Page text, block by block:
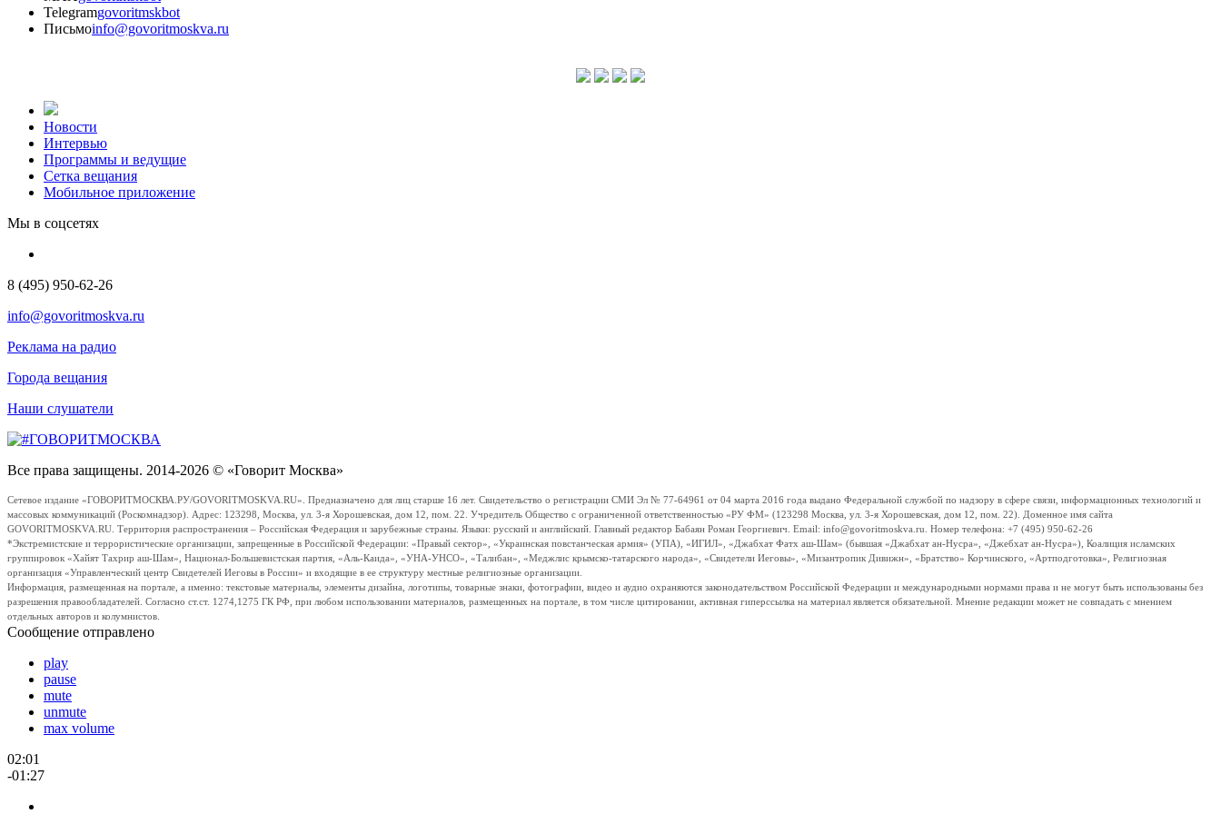
Telegramgovoritmskbot
Письмоinfo@govoritmoskva.ru
Новости
Интервью
Программы и ведущие
Сетка вещания
Мобильное приложение
Мы в соцсетях
8 (495) 950-62-26
info@govoritmoskva.ru
Реклама на радио
Города вещания
Наши слушатели
Все права защищены. 2014-2026 © «Говорит Москва»
Сетевое издание «ГОВОРИТМОСКВА.РУ/GOVORITMOSKVA.RU». Предназначено для лиц старше 16 лет. Свидетельство о регистрации СМИ Эл № 77-64961 от 04 марта 2016 года выдано Федеральной службой по надзору в сфере связи, информационных технологий и
массовых коммуникаций (Роскомнадзор). Адрес: 123298, Москва, ул. 3-я Хорошевская, дом 12, пом. 22. Учредитель Общество с ограниченной ответственностью «РУ ФМ» (123298 Москва, ул. 3-я Хорошевская, дом 12, пом. 22). Доменное имя сайта
GOVORITMOSKVA.RU. Территория распространения – Российская Федерация и зарубежные страны. Языки: русский и английский. Главный редактор Бабаян Роман Георгиевич. Email: info@govoritmoskva.ru. Номер телефона: +7 (495) 950-62-26
*Экстремистские и террористические организации, запрещенные в Российской Федерации: «Правый сектор», «Украинская повстанческая армия» (УПА), «ИГИЛ», «Джабхат Фатх аш-Шам» (бывшая «Джабхат ан-Нусра», «Джебхат ан-Нусра»), Коалиция исламских
группировок «Хайят Тахрир аш-Шам», Национал-Большевистская партия, «Аль-Каида», «УНА-УНСО», «Талибан», «Меджлис крымско-татарского народа», «Свидетели Иеговы», «Мизантропик Дивижн», «Братство» Корчинского, «Артподготовка», Религиозная
организация «Управленческий центр Свидетелей Иеговы в России» и входящие в ее структуру местные религиозные организации.
Информация, размещенная на портале, а именно: текстовые материалы, элементы дизайна, логотипы, товарные знаки, фотографии, видео и аудио охраняются законодательством Российской Федерации и международными нормами права и не могут быть использованы без
разрешения правообладателей. Согласно ст.ст. 1274,1275 ГК РФ, при любом использовании материалов, размещенных на портале, в том числе цитировании, активная гиперссылка на материал является обязательной. Мнение редакции может не совпадать с мнением
отдельных авторов и колумнистов.
Сообщение отправлено
play
pause
mute
unmute
max volume
02:01
-01:27